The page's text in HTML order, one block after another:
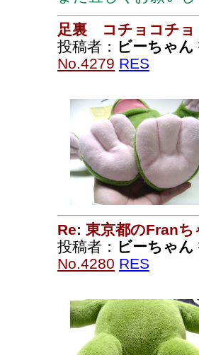
足裏 コチョコチョ
投稿者： ビーちゃん
No.4279 RES
Re: 東京都のFranち
投稿者： ビーちゃん
No.4280 RES